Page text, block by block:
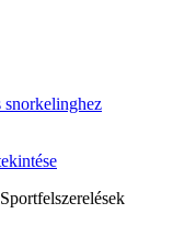
snorkelinghez
Sportfelszerelések